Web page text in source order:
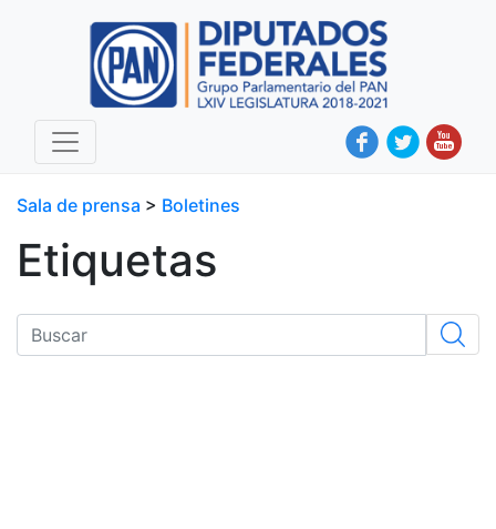
Sala de prensa > Boletines
Etiquetas